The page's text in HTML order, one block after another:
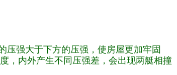
压强大于下方的压强，使房屋更加牢固
，内外产生不同压强差，会出现两艇相撞